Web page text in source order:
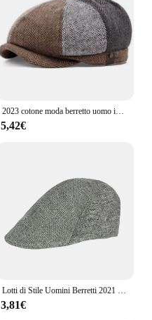
2023 cotone moda berretto uomo impiombato colore moda donna cappello strillone elastico Outdoor Retro Art Octagon Cap
5,42€
3,81€